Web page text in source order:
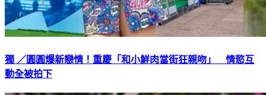
獨 ／圓圓爆新戀情！重慶「和小鮮肉當街狂親吻」 情慾互
動全被拍下